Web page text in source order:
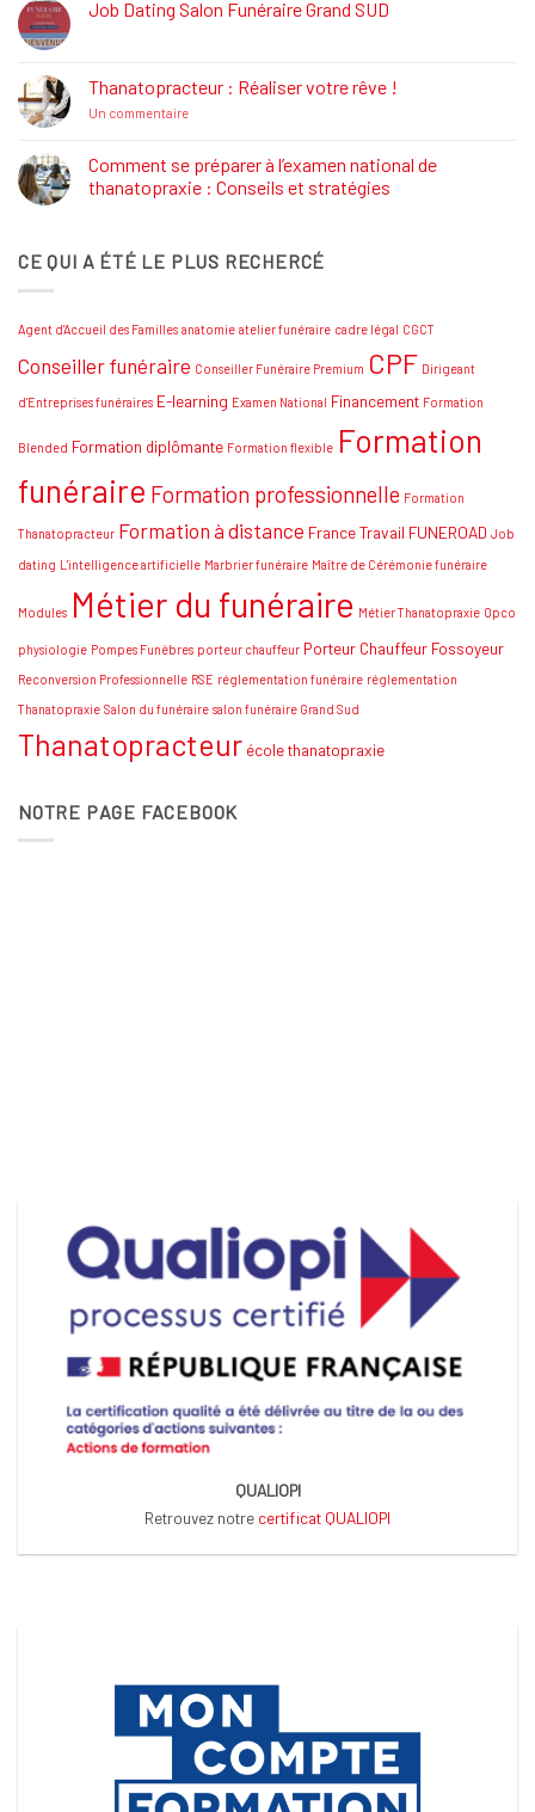
Définition,
Rôle
Job Dating Salon Funéraire Grand SUD
Job
Dating
Salon
SUD
Thanatopracteur : Réaliser votre rêve !
Un commentairesur
Réaliser
votre
rêve
Comment se préparer à l’examen national de
thanatopraxie : Conseils et stratégies
Comment
se
national
thanatopraxie
Conseils
CE QUI A ÉTÉ LE PLUS RECHERCÉ
Agent d'Accueil des Familles anatomie atelier funéraire cadre légal CGCT
Conseiller funéraire Conseiller Funéraire Premium CPF Dirigeant
d'Entreprises funéraires E-learning Examen National Financement Formation
Blended Formation diplômante Formation flexible Formation
funéraire Formation professionnelle Formation
Thanatopracteur Formation à distance France Travail FUNEROAD Job
dating L'intelligence artificielle Marbrier funéraire Maître de Cérémonie funéraire
Modules Métier du funéraire Métier Thanatopraxie Opco
physiologie Pompes Funèbres porteur chauffeur Porteur Chauffeur Fossoyeur
Reconversion Professionnelle RSE réglementation funéraire réglementation
Thanatopraxie Salon du funéraire salon funéraire Grand Sud
Thanatopracteur école thanatopraxie
NOTRE PAGE FACEBOOK
QUALIOPI
Retrouvez notre certificat QUALIOPI